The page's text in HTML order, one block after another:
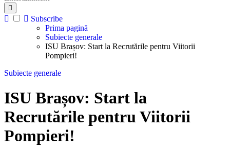
Subscribe
Prima pagină
Subiecte generale
ISU Brașov: Start la Recrutările pentru Viitorii
Pompieri!
Subiecte generale
ISU Brașov: Start la
Recrutările pentru Viitorii
Pompieri!